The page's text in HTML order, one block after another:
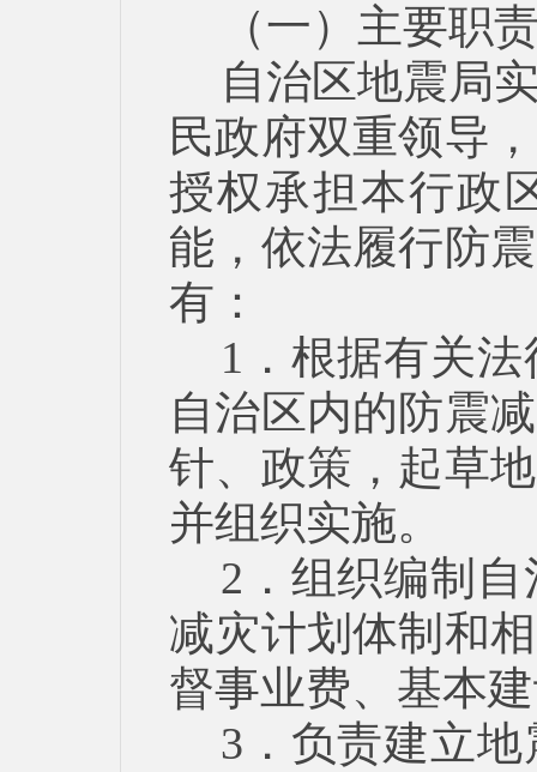
（一）主要职
自治区地震局
民政府双重领导
授权承担本行政
能，依法履行防
有：
1．根据有关
自治区内的防震
针、政策，起草
并组织实施。
2．组织编制
减灾计划体制和
督事业费、基本
3．负责建立